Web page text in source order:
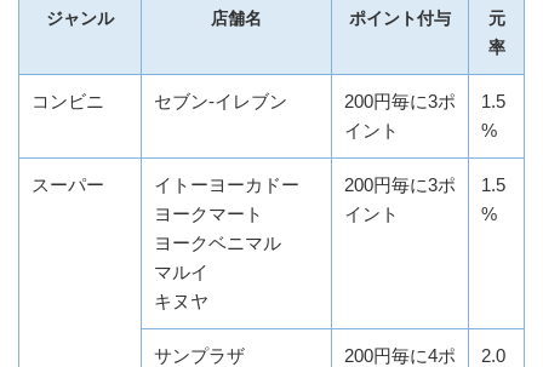
ジャンル 店舗名 ポイント付与
元
率
コンビニ セブン-イレブン
200円毎に3ポ
イント
1.5
%
スーパー
イトーヨーカドー
ヨークマート
ヨークベニマル
マルイ
キヌヤ
200円毎に3ポ
イント
1.5
%
サンプラザ
200円毎に4ポ
2.0